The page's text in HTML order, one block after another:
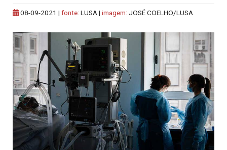
08-09-2021 | fonte: LUSA | imagem: JOSÉ COELHO/LUSA